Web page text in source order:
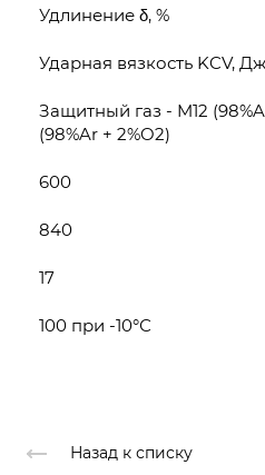
Удлинение δ, %
Ударная вязкость KCV,
Защитный газ - M12
(98%Ar + 2%O2)
600
840
17
100 при -10°С
Назад к списку